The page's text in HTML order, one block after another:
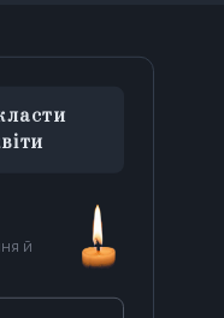
й